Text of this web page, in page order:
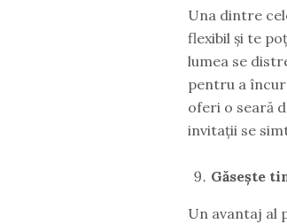
Una dintre
flexibil și te
lumea se
pentru a
oferi o seară
invitații se
Găsește
Un avantaj al